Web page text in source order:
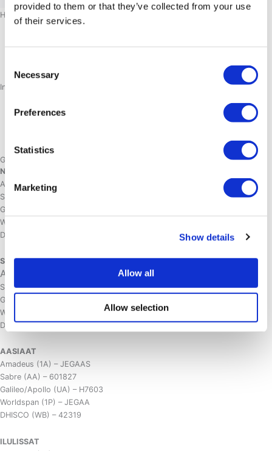
provided to them or that they’ve collected from your use
of their services.
Selection
Necessary
Preferences
Statistics
Marketing
Show details
Allow all
Allow selection
Hoteller
NUUK
Information
KARRIERE
GDS Ejendomskoder
NUUK
Amadeus (1A) – GOHNUU
Sabre (AA) – 602834
Galileo/Apollo (UA) – H7602
Worldspan (1P) – GOHNU
DHISCO (WB) – 42315
SISIMIUT
Amadeus (1A) – JHSSOM
Sabre (AA) – 603079
Galileo/Apollo (UA) – H7748
Worldspan (1P) – JHSHS
DHISCO (WB) – 42320
AASIAAT
Amadeus (1A) – JEGAAS
Sabre (AA) – 601827
Galileo/Apollo (UA) – H7603
Worldspan (1P) – JEGAA
DHISCO (WB) – 42319
ILULISSAT